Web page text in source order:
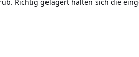
Richtig gelagert halten sich die